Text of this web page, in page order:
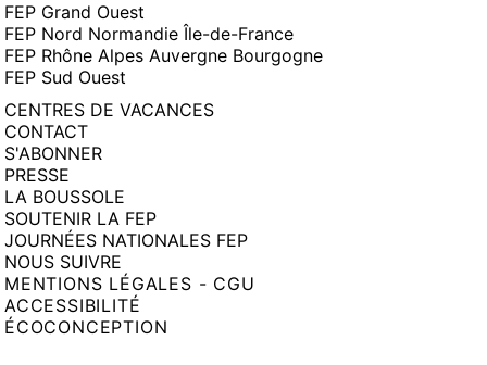
FEP Grand Ouest
FEP Nord Normandie Île-de-France
FEP Rhône Alpes Auvergne Bourgogne
FEP Sud Ouest
CENTRES DE VACANCES
CONTACT
S'ABONNER
PRESSE
LA BOUSSOLE
SOUTENIR LA FEP
JOURNÉES NATIONALES FEP
NOUS SUIVRE
MENTIONS LÉGALES - CGU
ACCESSIBILITÉ
ÉCOCONCEPTION